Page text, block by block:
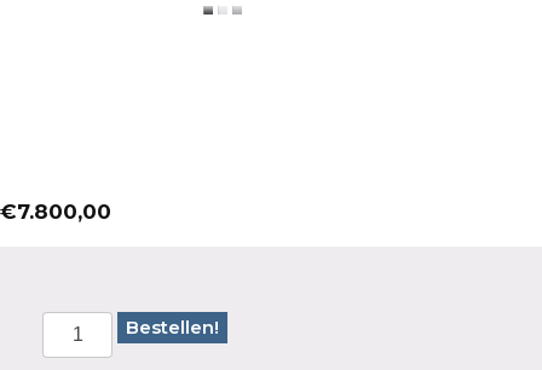
€7.800,00
Bestellen!